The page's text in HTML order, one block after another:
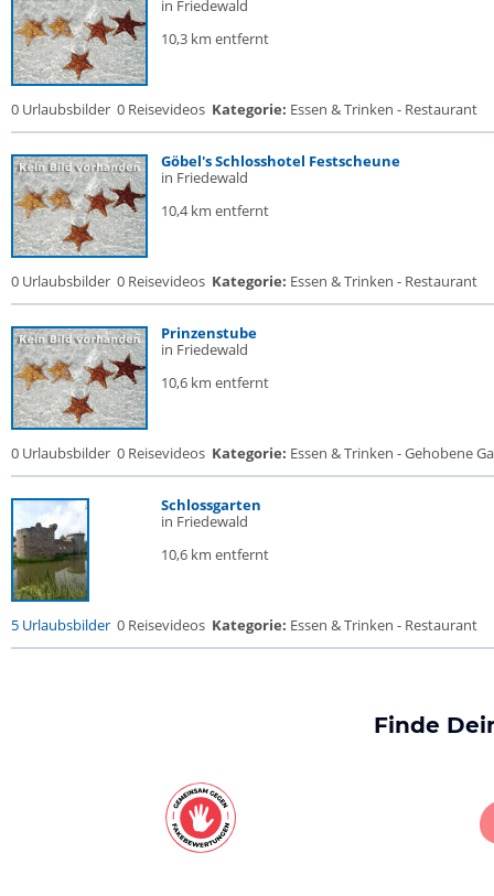
in Friedewald
10,3 km entfernt
0 Urlaubsbilder 0 Reisevideos Kategorie: Essen & Trinken - Restaurant
Göbel's Schlosshotel Festscheune
in Friedewald
10,4 km entfernt
0 Urlaubsbilder 0 Reisevideos Kategorie: Essen & Trinken - Restaurant
Prinzenstube
in Friedewald
10,6 km entfernt
0 Urlaubsbilder 0 Reisevideos Kategorie: Essen & Trinken - Gehobene
Schlossgarten
in Friedewald
10,6 km entfernt
5 Urlaubsbilder 0 Reisevideos Kategorie: Essen & Trinken - Restaurant
Finde